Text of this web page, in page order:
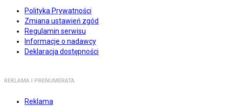
Polityka Prywatności
Zmiana ustawień zgód
Regulamin serwisu
Informacje o nadawcy
Deklaracja dostępności
REKLAMA I PRENUMERATA
Reklama